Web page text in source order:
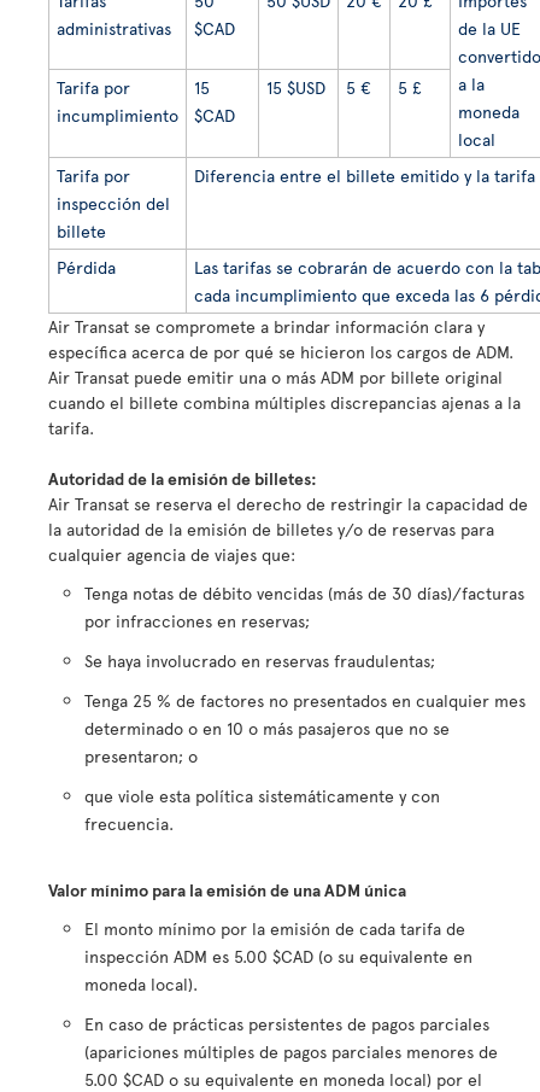
administrativas
$CAD
de la UE
a la
moneda
local
Tarifa por
incumplimiento
15
$CAD
15 $USD 5 € 5 £
Tarifa por
inspección del
billete
Diferencia entre el billete emitido y la tarifa
Pérdida
Las tarifas se cobrarán de acuerdo con la
cada incumplimiento que exceda las 6
Air Transat se compromete a brindar información clara y
específica acerca de por qué se hicieron los cargos de ADM.
Air Transat puede emitir una o más ADM por billete original
cuando el billete combina múltiples discrepancias ajenas a la
tarifa.
Autoridad de la emisión de billetes:
Air Transat se reserva el derecho de restringir la capacidad de
la autoridad de la emisión de billetes y/o de reservas para
cualquier agencia de viajes que:
Tenga notas de débito vencidas (más de 30 días)/facturas
por infracciones en reservas;
Se haya involucrado en reservas fraudulentas;
Tenga 25 % de factores no presentados en cualquier mes
determinado o en 10 o más pasajeros que no se
presentaron; o
que viole esta política sistemáticamente y con
frecuencia.
Valor mínimo para la emisión de una ADM única
El monto mínimo por la emisión de cada tarifa de
inspección ADM es 5.00 $CAD (o su equivalente en
moneda local).
En caso de prácticas persistentes de pagos parciales
(apariciones múltiples de pagos parciales menores de
5.00 $CAD o su equivalente en moneda local) por el